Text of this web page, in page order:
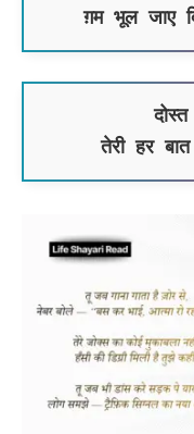
ग़म भूल जाए
तेरी हर